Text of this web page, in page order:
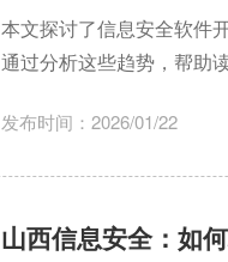
本文探讨了信息安全软件
通过分析这些趋势，帮助
发布时间：2026/01/22
山西信息安全：如